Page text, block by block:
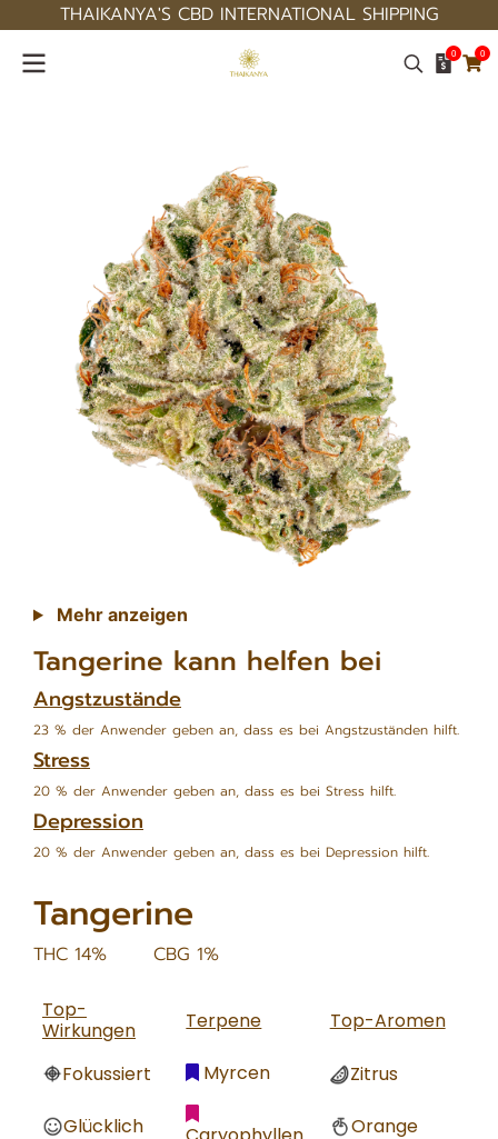
THAIKANYA'S CBD INTERNATIONAL SHIPPING
0 0
Mehr anzeigen
Tangerine kann helfen bei
Angstzustände
23 % der Anwender geben an, dass es bei Angstzuständen hilft.
Stress
20 % der Anwender geben an, dass es bei Stress hilft.
Depression
20 % der Anwender geben an, dass es bei Depression hilft.
Tangerine
THC 14% CBG 1%
Top-
Wirkungen
Terpene Top-Aromen
Fokussiert Myrcen Zitrus
Glücklich Orange